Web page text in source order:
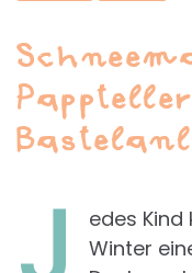
edes Kind
Winter